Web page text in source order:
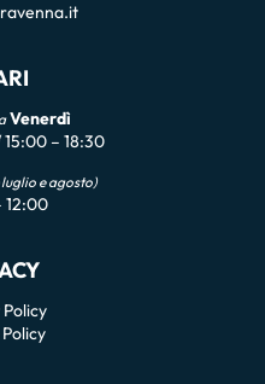
a Venerdì
– 18:30
e agosto)
12:00